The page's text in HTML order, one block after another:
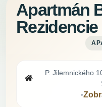
Apartmán
Rezidencie
P. Jilemnického
•